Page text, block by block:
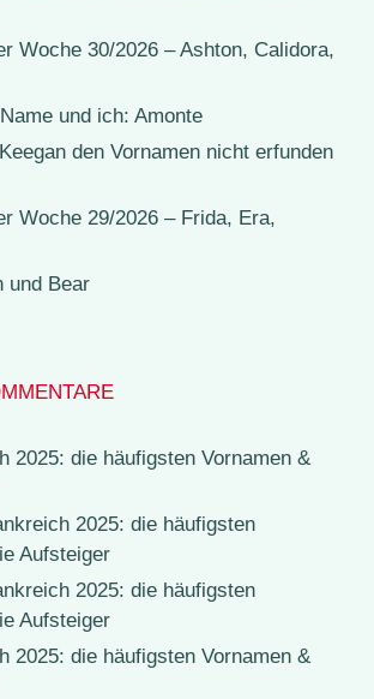
Woche 30/2026 – Ashton, Calidora,
und ich: Amonte
den Vornamen nicht erfunden
Woche 29/2026 – Frida, Era,
und Bear
2025: die häufigsten Vornamen &
2025: die häufigsten
Aufsteiger
2025: die häufigsten
Aufsteiger
2025: die häufigsten Vornamen &